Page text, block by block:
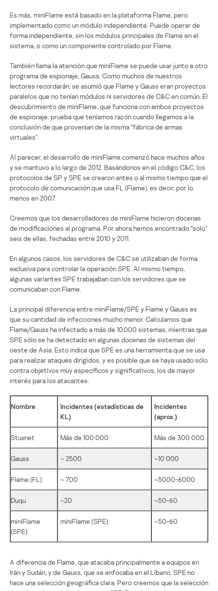
Es más, miniFlame está basado en la plataforma Flame, pero
implementado como un módulo independiente. Puede operar de
forma independiente, sin los módulos principales de Flame en el
sistema, o como un componente controlado por Flame.
También llama la atención que miniFlame se puede usar junto a otro
programa de espionaje, Gauss. Como muchos de nuestros
lectores recordarán, se asumió que Flame y Gauss eran proyectos
paralelos que no tenían módulos ni servidores de C&C en común. El
descubrimiento de miniFlame, que funciona con ambos proyectos
de espionaje, prueba que teníamos razón cuando llegamos a la
conclusión de que provenían de la misma “fábrica de armas
virtuales”.
Al parecer, el desarrollo de miniFlame comenzó hace muchos años
y se mantuvo a lo largo de 2012. Basándonos en el código C&C, los
protocolos de SP y SPE se crearon antes o al mismo tiempo que el
protocolo de comunicación que usa FL (Flame), es decir, por lo
menos en 2007.
Creemos que los desarrolladores de miniFlame hicieron docenas
de modificaciones al programa. Por ahora hemos encontrado “sólo”
seis de ellas, fechadas entre 2010 y 2011.
En algunos casos, los servidores de C&C se utilizaban de forma
exclusiva para controlar la operación SPE. Al mismo tiempo,
algunas variantes SPE trabajaban con los servidores que se
comunicaban con Flame.
La principal diferencia entre miniFlame/SPE y Flame y Gauss es
que su cantidad de infecciones mucho menor. Calculamos que
Flame/Gauss ha infectado a más de 10.000 sistemas, mientras que
SPE sólo se ha detectado en algunas docenas de sistemas del
oeste de Asia. Esto indica que SPE es una herramienta que se usa
para realizar ataques dirigidos, y es posible que se haya usado sólo
contra objetivos muy específicos y significativos, los de mayor
interés para los atacantes.
Nombre
Incidentes (estadísticas de
KL)
Incidentes
(aprox.)
Stuxnet Más de 100 000 Más de 300 000
Gauss ~ 2500 ~10 000
Flame (FL) ~ 700 ~5000-6000
Duqu ~20 ~50-60
miniFlame
(SPE)
miniFlame (SPE) ~50-60
A diferencia de Flame, que atacaba principalmente a equipos en
Irán y Sudán, y de Gauss, que se enfocaba en el Líbano, SPE no
hace una selección geográfica clara. Pero creemos que la selección